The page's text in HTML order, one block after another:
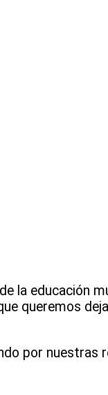
la educación
queremos
por nuestras